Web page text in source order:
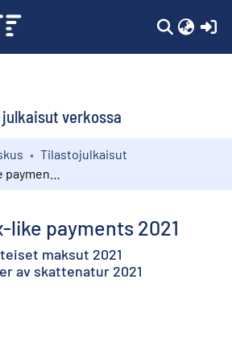
verkossa
Tilastojulkaisut
like payments 2021
maksut 2021
av skattenatur 2021